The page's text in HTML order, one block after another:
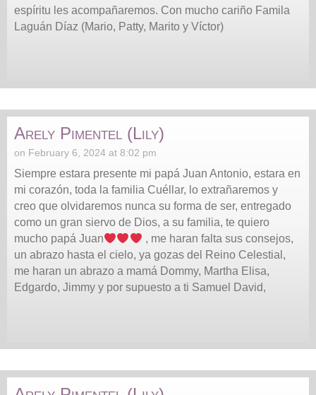
espíritu les acompañaremos. Con mucho cariño Famila
Laguán Díaz (Mario, Patty, Marito y Víctor)
Arely Pimentel (Lily)
on February 6, 2024 at 8:02 pm
Siempre estara presente mi papá Juan Antonio, estara en
mi corazón, toda la familia Cuéllar, lo extrañaremos y
creo que olvidaremos nunca su forma de ser, entregado
como un gran siervo de Dios, a su familia, te quiero
mucho papá Juan
, me haran falta sus consejos,
un abrazo hasta el cielo, ya gozas del Reino Celestial,
me haran un abrazo a mamá Dommy, Martha Elisa,
Edgardo, Jimmy y por supuesto a ti Samuel David,